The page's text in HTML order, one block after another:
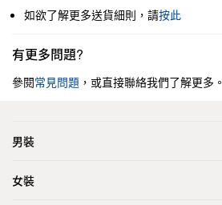
如欲了解更多送貨細則，請按此
有更多問題?
參閱常見問題 ，或直接聯絡我們了解更多。
男裝
女裝